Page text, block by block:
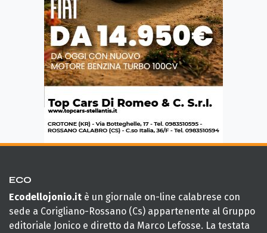
ECO
Ecodellojonio.it è un giornale on-line calabrese con
sede a Corigliano-Rossano (Cs) appartenente al Gruppo
editoriale Jonico e diretto da Marco Lefosse. La testata